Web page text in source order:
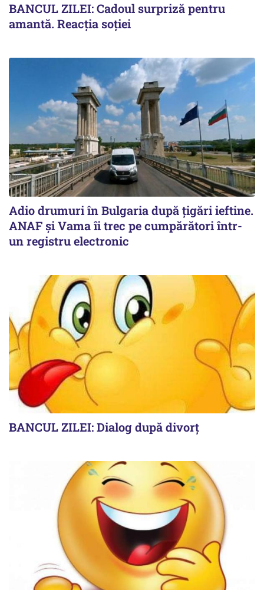
BANCUL ZILEI: Cadoul surpriză pentru
amantă. Reacția soției
Adio drumuri în Bulgaria după țigări ieftine.
ANAF și Vama îi trec pe cumpărători într-
un registru electronic
BANCUL ZILEI: Dialog după divorț